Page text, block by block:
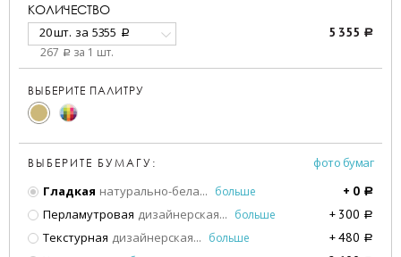
КОЛИЧЕСТВО
20 шт. за 5355 a
267 a за 1 шт.
5 355 a
ВЫБЕРИТЕ ПАЛИТРУ
ВЫБЕРИТЕ БУМАГУ:
фото бумаг
Гладкая натурально-бела... больше + 0 a
Перламутровая дизайнерская... больше + 300 a
Текстурная дизайнерская... больше + 480 a